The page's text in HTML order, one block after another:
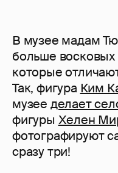
В музее мадам
больше восковых
которые
Так, фигура Ким
музее делает
фигуры Хелен
фотографируют
сразу три!